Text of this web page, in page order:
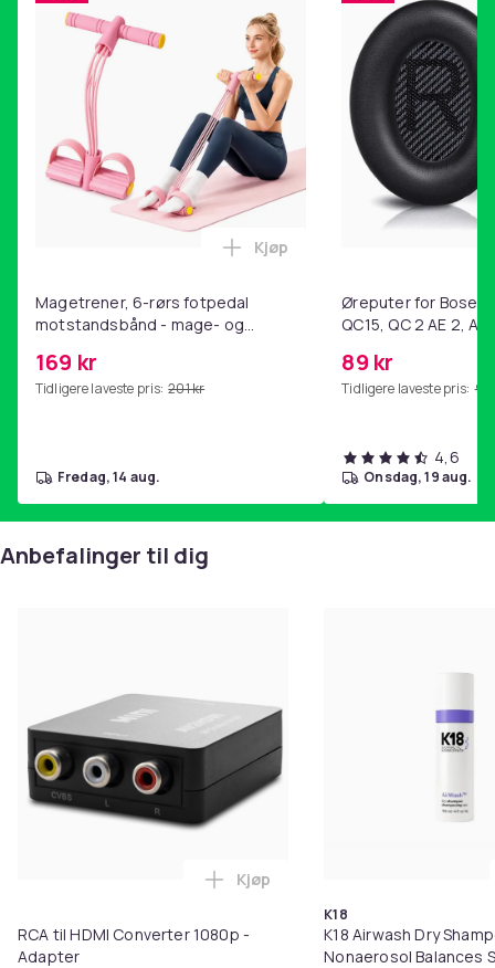
Magetrener, 6-rørs fotpedal
motstandsbånd - mage- og
hjemmegymnastikk Pink
169 kr
Tidligere laveste pris: 201 kr
Legg Magetrener, 6-rørs
Kjøp
fredag, 14 aug.
Øreputer for Bose
QC15, QC 2 AE 2, AE
89 kr
Tidligere laveste pris: 99
4,6
onsdag, 19 aug.
Anbefalinger til dig
RCA til HDMI Converter 1080p -
Adapter
Legg RCA til HDMI Converter
Kjøp
K18
K18 Airwash Dry
Nonaerosol Balances